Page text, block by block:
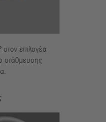
στον επιλογέα
στάθμευσης